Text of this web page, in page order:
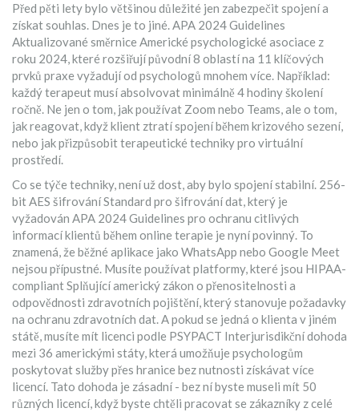
Před pěti lety bylo většinou důležité jen zabezpečit spojení a
získat souhlas. Dnes je to jiné.APA 2024 Guidelines
Aktualizované směrnice Americké psychologické asociace z
roku 2024, které rozšiřují původní 8 oblastí na 11 klíčových
prvků praxe vyžadují od psychologů mnohem více. Například:
každý terapeut musí absolvovat minimálně 4 hodiny školení
ročně. Ne jen o tom, jak používat Zoom nebo Teams, ale o tom,
jak reagovat, když klient ztratí spojení během krizového sezení,
nebo jak přizpůsobit terapeutické techniky pro virtuální
prostředí.
Co se týče techniky, není už dost, aby bylo spojení stabilní. 256-
bit AES šifrováníStandard pro šifrování dat, který je
vyžadován APA 2024 Guidelines pro ochranu citlivých
informací klientů během online terapie je nyní povinný. To
znamená, že běžné aplikace jako WhatsApp nebo Google Meet
nejsou přípustné. Musíte používat platformy, které jsou HIPAA-
compliantSplňující americký zákon o přenositelnosti a
odpovědnosti zdravotních pojištění, který stanovuje požadavky
na ochranu zdravotních dat. A pokud se jedná o klienta v jiném
státě, musíte mít licenci podle PSYPACT Interjurisdikční dohoda
mezi 36 americkými státy, která umožňuje psychologům
poskytovat služby přes hranice bez nutnosti získávat více
licencí. Tato dohoda je zásadní - bez ní byste museli mít 50
různých licencí, když byste chtěli pracovat se zákazníky z celé